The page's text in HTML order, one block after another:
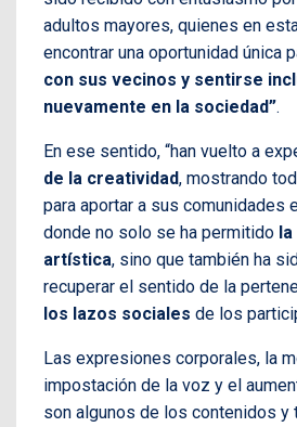
adultos mayores, quienes en
encontrar una oportunidad única
con sus vecinos y sentirse
nuevamente en la sociedad”.
En ese sentido, “han vuelto a
de la creatividad, mostrando
para aportar a sus comunidades
donde no solo se ha permitido
artística, sino que también ha
recuperar el sentido de la
los lazos sociales de los
Las expresiones corporales, la
impostación de la voz y el
son algunos de los contenidos y